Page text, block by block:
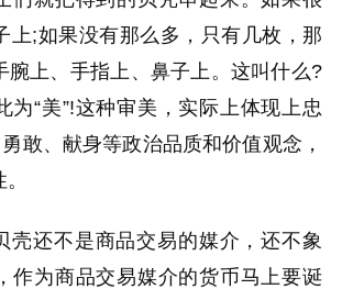
上;如果没有那么多，只有几枚，那
腕上、手指上、鼻子上。这叫什么?
为“美”!这种审美，实际上体现上忠
敢、献身等政治品质和价值观念，
壳还不是商品交易的媒介，还不象
作为商品交易媒介的货币马上要诞